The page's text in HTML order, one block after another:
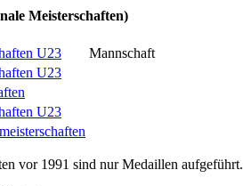
Meisterschaften)
U23
Mannschaft
U23
U23
vor 1991 sind nur Medaillen aufgeführt.